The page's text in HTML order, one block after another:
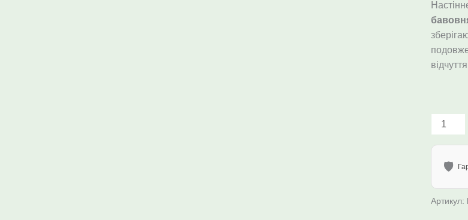
ручна
робота
еко
🛡️
Артикул: